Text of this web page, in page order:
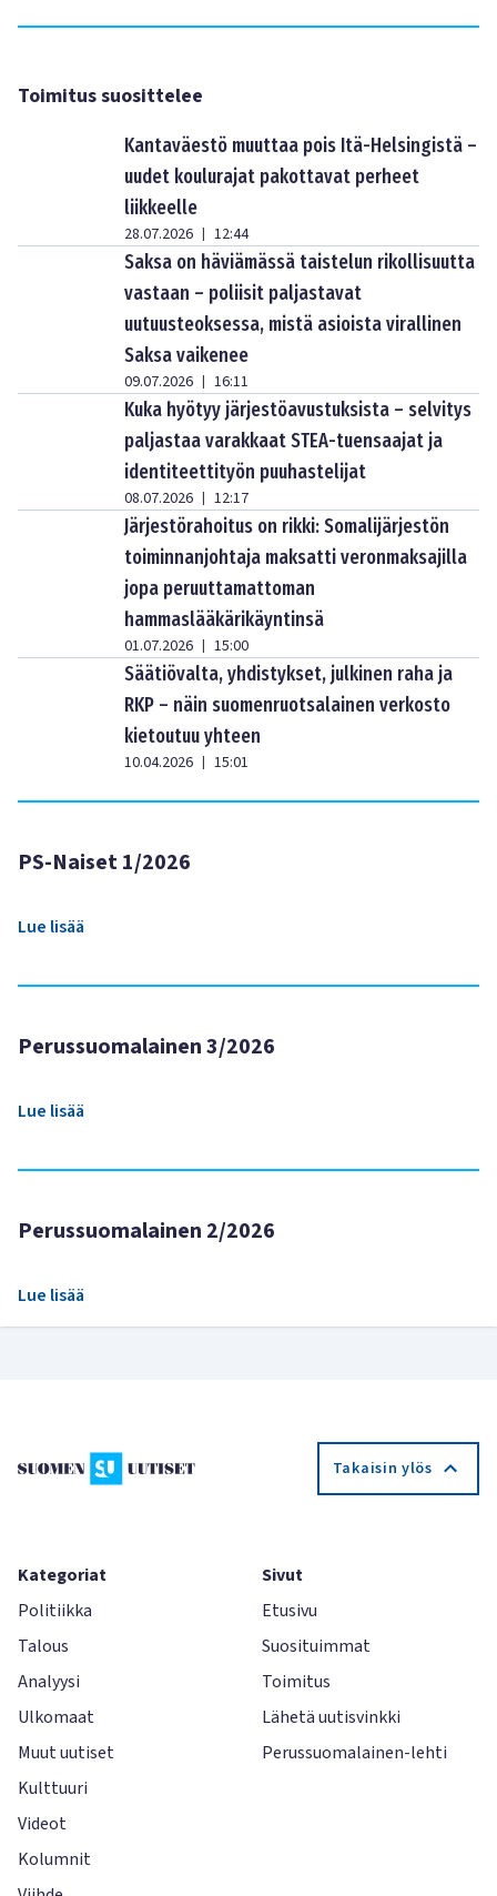
Toimitus suosittelee
Kantaväestö muuttaa pois Itä-Helsingistä –
uudet koulurajat pakottavat perheet
liikkeelle
28.07.2026 | 12:44
Saksa on häviämässä taistelun rikollisuutta
vastaan – poliisit paljastavat
uutuusteoksessa, mistä asioista virallinen
Saksa vaikenee
09.07.2026 | 16:11
Kuka hyötyy järjestöavustuksista – selvitys
paljastaa varakkaat STEA-tuensaajat ja
identiteettityön puuhastelijat
08.07.2026 | 12:17
Järjestörahoitus on rikki: Somalijärjestön
toiminnanjohtaja maksatti veronmaksajilla
jopa peruuttamattoman
hammaslääkärikäyntinsä
01.07.2026 | 15:00
Säätiövalta, yhdistykset, julkinen raha ja
RKP – näin suomenruotsalainen verkosto
kietoutuu yhteen
10.04.2026 | 15:01
PS-Naiset 1/2026
Lue lisää
Perussuomalainen 3/2026
Lue lisää
Perussuomalainen 2/2026
Lue lisää
Takaisin ylös
Kategoriat
Politiikka
Talous
Analyysi
Ulkomaat
Muut uutiset
Kulttuuri
Videot
Kolumnit
Sivut
Etusivu
Suosituimmat
Toimitus
Lähetä uutisvinkki
Perussuomalainen-lehti